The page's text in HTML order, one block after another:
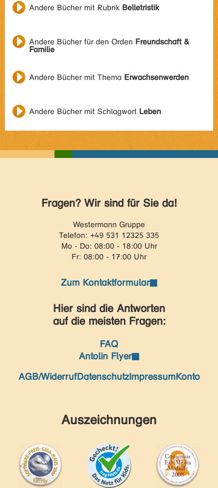
Andere Bücher mit Rubrik Belletristik
Andere Bücher für den Orden Freundschaft &
Familie
Andere Bücher mit Thema Erwachsenwerden
Andere Bücher mit Schlagwort Leben